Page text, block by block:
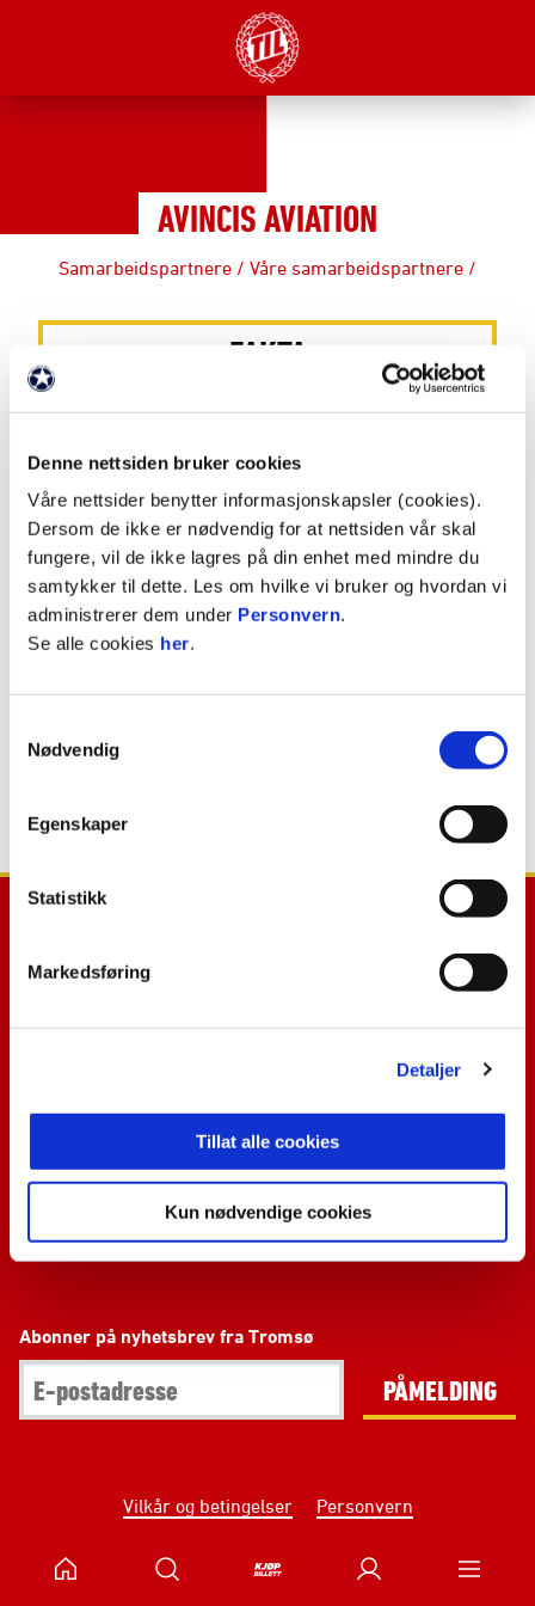
Denne nettsiden bruker cookies
Våre nettsider benytter informasjonskapsler (cookies).
Dersom de ikke er nødvendig for at nettsiden vår skal
fungere, vil de ikke lagres på din enhet med mindre du
samtykker til dette. Les om hvilke vi bruker og hvordan vi
administrerer dem under Personvern.
Se alle cookies her.
Nødvendig
Egenskaper
Statistikk
Markedsføring
Detaljer
Tillat alle cookies
Kun nødvendige cookies
AVINCIS AVIATION
Samarbeidspartnere / Våre samarbeidspartnere /
FAKTA
Partnernivå: Samarbeidspartnere
Webadresse:https://www.avincis.com/
Facebook Instagram YouTube
Abonner på nyhetsbrev fra Tromsø
PÅMELDING
Vilkår og betingelser Personvern